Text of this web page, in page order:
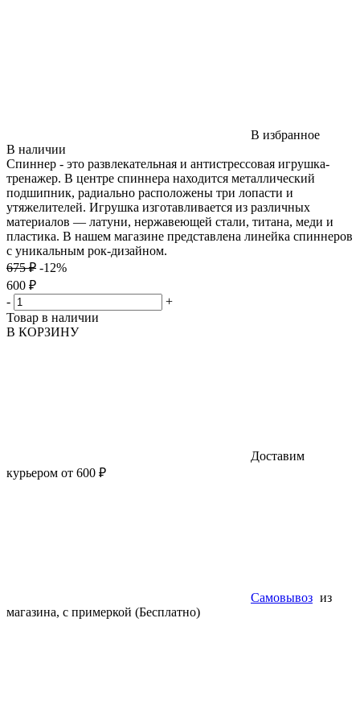
В избранное
В наличии
Спиннер - это развлекательная и антистрессовая игрушка-
тренажер. В центре спиннера находится металлический
подшипник, радиально расположены три лопасти и
утяжелителей. Игрушка изготавливается из различных
материалов — латуни, нержавеющей стали, титана, меди и
пластика. В нашем магазине представлена линейка спиннеров
с уникальным рок-дизайном.
675 ₽ -12%
600 ₽
-
+
Товар в наличии
В КОРЗИНУ
Доставим
курьером от 600 ₽
Самовывоз из
магазина, с примеркой (Бесплатно)